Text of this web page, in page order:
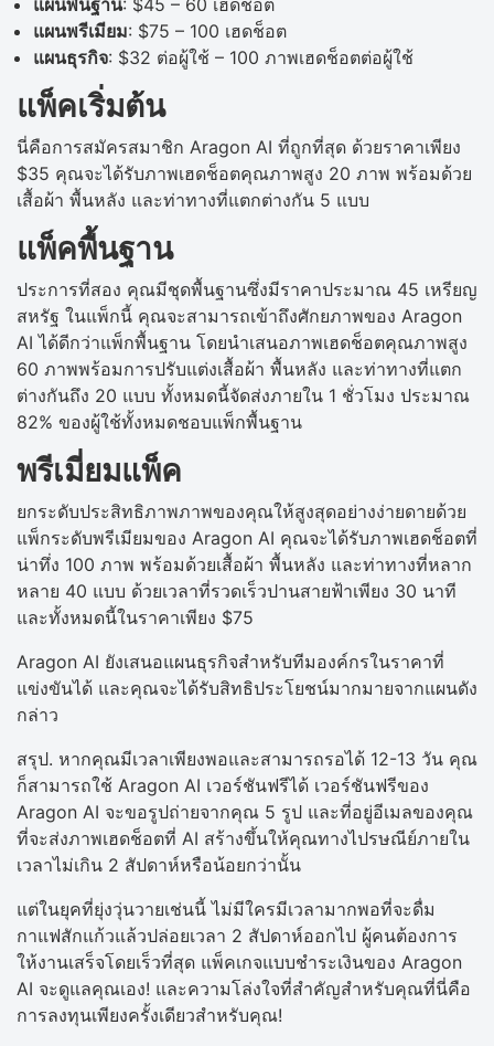
แผนพรีเมียม: $75 – 100 เฮดช็อต
แผนธุรกิจ: $32 ต่อผู้ใช้ – 100 ภาพเฮดช็อตต่อผู้ใช้
แพ็คเริ่มต้น
นี่คือการสมัครสมาชิก Aragon AI ที่ถูกที่สุด ด้วยราคาเพียง
$35 คุณจะได้รับภาพเฮดช็อตคุณภาพสูง 20 ภาพ พร้อมด้วย
เสื้อผ้า พื้นหลัง และท่าทางที่แตกต่างกัน 5 แบบ
แพ็คพื้นฐาน
ประการที่สอง คุณมีชุดพื้นฐานซึ่งมีราคาประมาณ 45 เหรียญ
สหรัฐ ในแพ็กนี้ คุณจะสามารถเข้าถึงศักยภาพของ Aragon
AI ได้ดีกว่าแพ็กพื้นฐาน โดยนำเสนอภาพเฮดช็อตคุณภาพสูง
60 ภาพพร้อมการปรับแต่งเสื้อผ้า พื้นหลัง และท่าทางที่แตก
ต่างกันถึง 20 แบบ ทั้งหมดนี้จัดส่งภายใน 1 ชั่วโมง ประมาณ
82% ของผู้ใช้ทั้งหมดชอบแพ็กพื้นฐาน
พรีเมี่ยมแพ็ค
ยกระดับประสิทธิภาพภาพของคุณให้สูงสุดอย่างง่ายดายด้วย
แพ็กระดับพรีเมียมของ Aragon AI คุณจะได้รับภาพเฮดช็อตที่
น่าทึ่ง 100 ภาพ พร้อมด้วยเสื้อผ้า พื้นหลัง และท่าทางที่หลาก
หลาย 40 แบบ ด้วยเวลาที่รวดเร็วปานสายฟ้าเพียง 30 นาที
และทั้งหมดนี้ในราคาเพียง $75
Aragon AI ยังเสนอแผนธุรกิจสำหรับทีมองค์กรในราคาที่
แข่งขันได้ และคุณจะได้รับสิทธิประโยชน์มากมายจากแผนดัง
กล่าว
สรุป. หากคุณมีเวลาเพียงพอและสามารถรอได้ 12-13 วัน คุณ
ก็สามารถใช้ Aragon AI เวอร์ชันฟรีได้ เวอร์ชันฟรีของ
Aragon AI จะขอรูปถ่ายจากคุณ 5 รูป และที่อยู่อีเมลของคุณ
ที่จะส่งภาพเฮดช็อตที่ AI สร้างขึ้นให้คุณทางไปรษณีย์ภายใน
เวลาไม่เกิน 2 สัปดาห์หรือน้อยกว่านั้น
แต่ในยุคที่ยุ่งวุ่นวายเช่นนี้ ไม่มีใครมีเวลามากพอที่จะดื่ม
กาแฟสักแก้วแล้วปล่อยเวลา 2 สัปดาห์ออกไป ผู้คนต้องการ
ให้งานเสร็จโดยเร็วที่สุด แพ็คเกจแบบชำระเงินของ Aragon
AI จะดูแลคุณเอง! และความโล่งใจที่สำคัญสำหรับคุณที่นี่คือ
การลงทุนเพียงครั้งเดียวสำหรับคุณ!